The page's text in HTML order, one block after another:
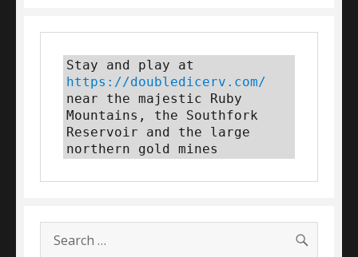
https://doubledicerv.com/
near the majestic Ruby
Mountains, the Southfork
Reservoir and the large
northern gold mines
Search